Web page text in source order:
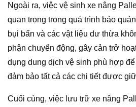
Ngoài ra, việc vệ sinh xe nâng
quan trọng trong quá trình bảo
bụi bẩn và các vật liệu dư thừa
phận chuyển động, gây cản trở
dụng dung dịch vệ sinh phù hợp
đảm bảo tất cả các chi tiết được
Cuối cùng, việc lưu trữ xe nâng